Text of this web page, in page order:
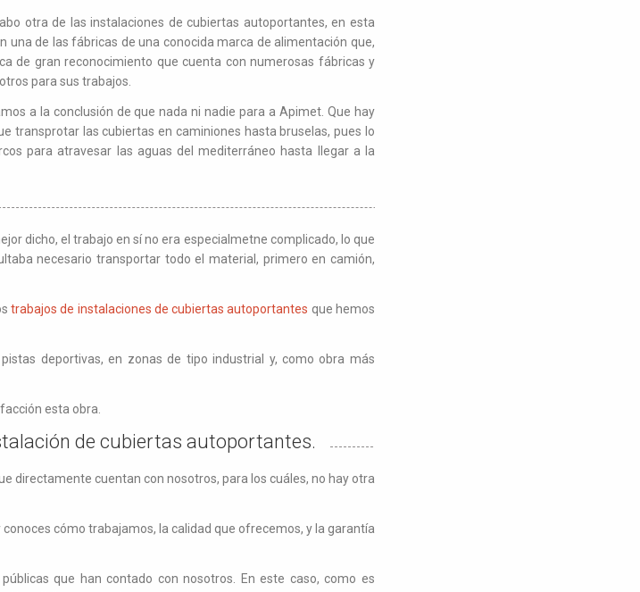
otra de las instalaciones de cubiertas autoportantes, en esta
de las fábricas de una conocida marca de alimentación que,
de gran reconocimiento que cuenta con numerosas fábricas y
para sus trabajos.
a la conclusión de que nada ni nadie para a Apimet. Que hay
transprotar las cubiertas en caminiones hasta bruselas, pues lo
para atravesar las aguas del mediterráneo hasta llegar a la
dicho, el trabajo en sí no era especialmetne complicado, lo que
necesario transportar todo el material, primero en camión,
trabajos de instalaciones de cubiertas autoportantes que hemos
deportivas, en zonas de tipo industrial y, como obra más
esta obra.
de cubiertas autoportantes.
directamente cuentan con nosotros, para los cuáles, no hay otra
cómo trabajamos, la calidad que ofrecemos, y la garantía
que han contado con nosotros. En este caso, como es